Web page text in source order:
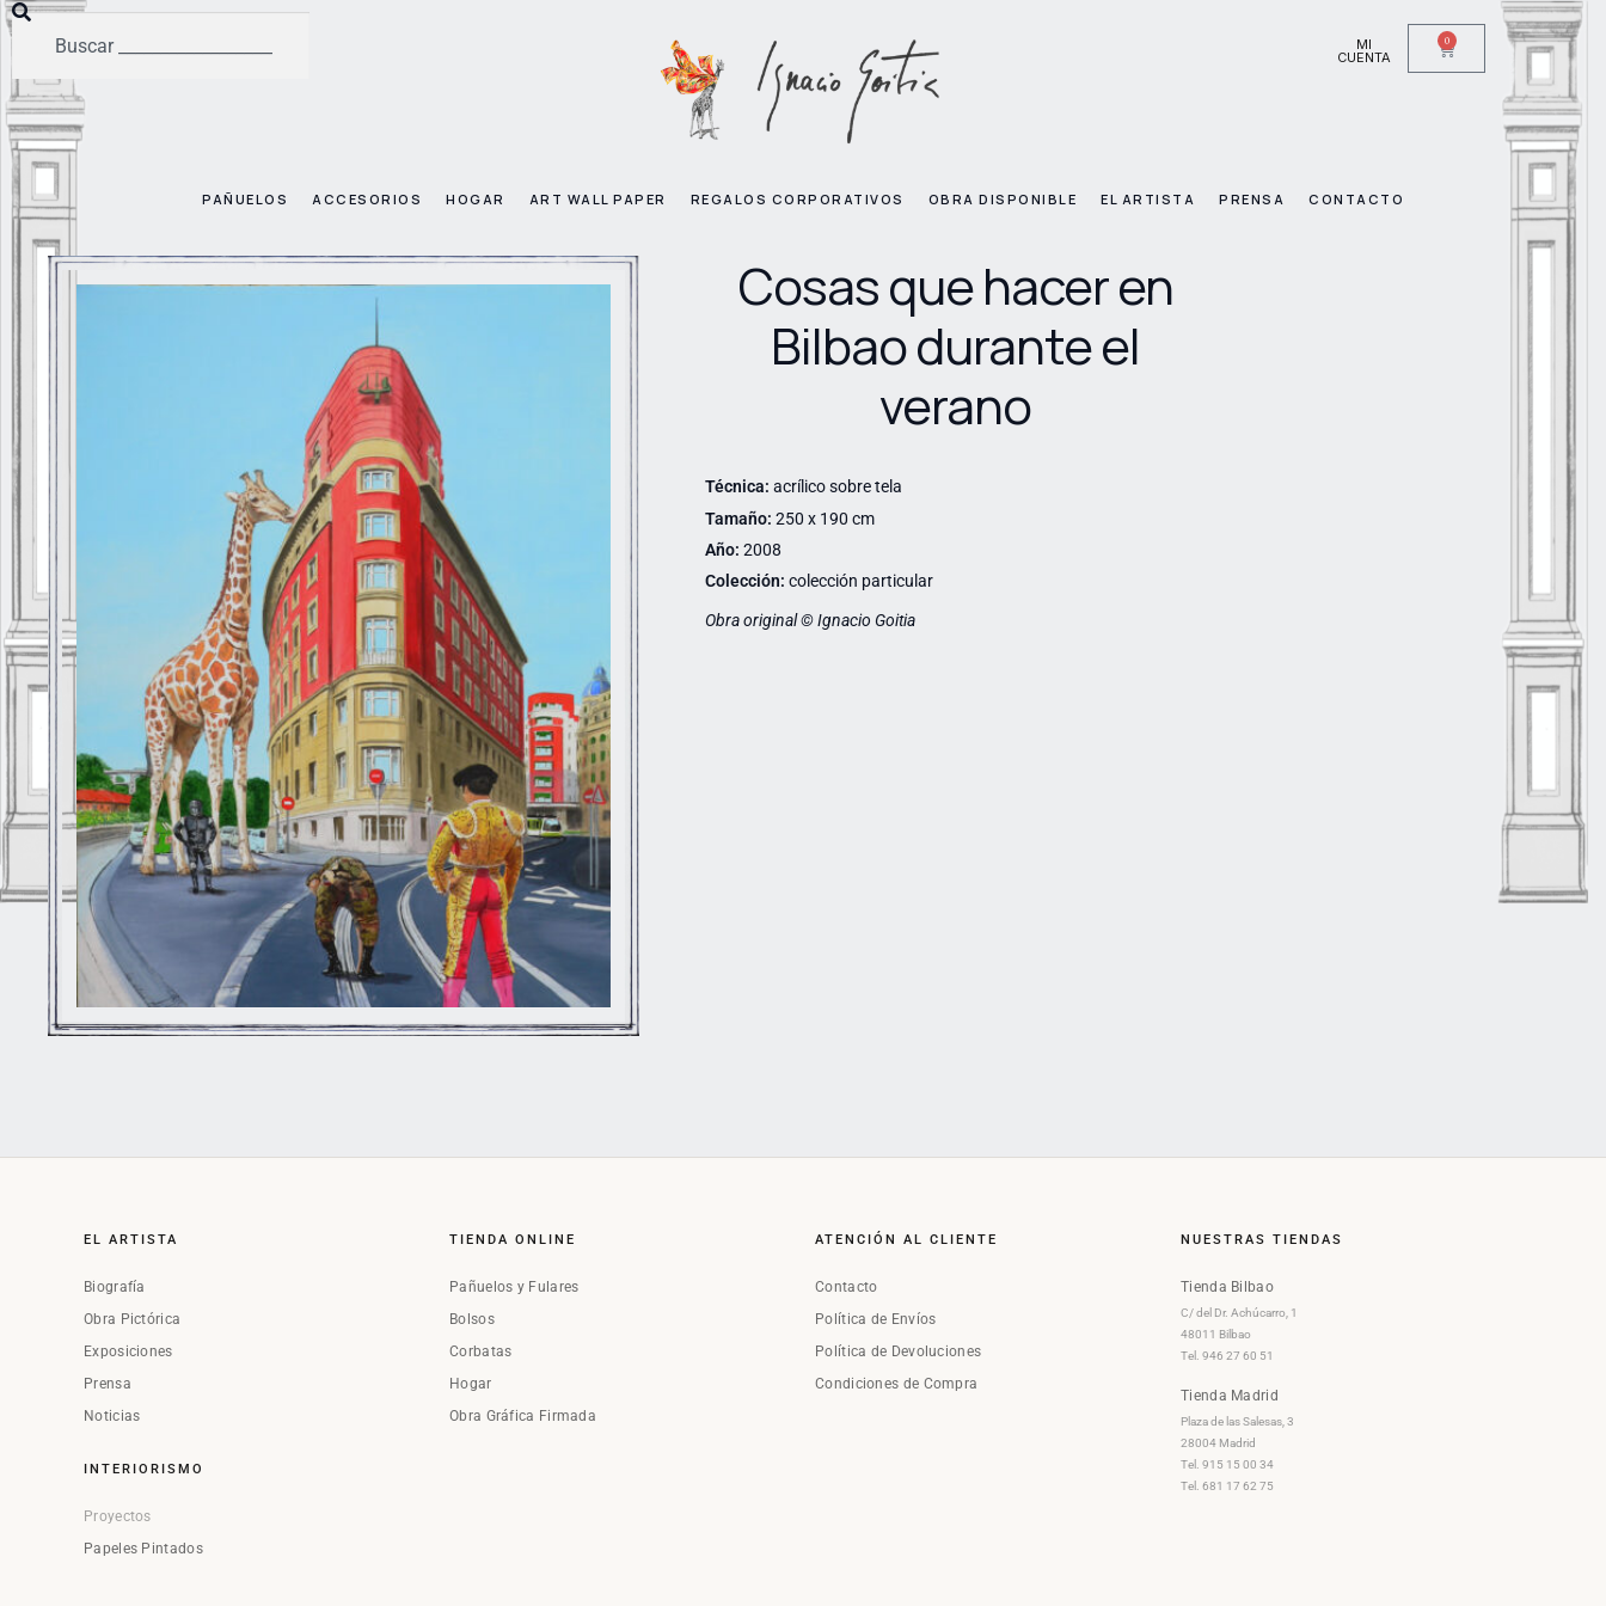
MI
CUENTA
0
PAÑUELOS ACCESORIOS HOGAR ART WALL PAPER REGALOS CORPORATIVOS OBRA DISPONIBLE EL ARTISTA PRENSA CONTACTO
Cosas que hacer en
Bilbao durante el
verano
Técnica: acrílico sobre tela
Tamaño: 250 x 190 cm
Año: 2008
Colección: colección particular
Obra original © Ignacio Goitia
EL ARTISTA
Biografía
Obra Pictórica
Exposiciones
Prensa
Noticias
INTERIORISMO
Proyectos
Papeles Pintados
TIENDA ONLINE
Pañuelos y Fulares
Bolsos
Corbatas
Hogar
Obra Gráfica Firmada
ATENCIÓN AL CLIENTE
Contacto
Política de Envíos
Política de Devoluciones
Condiciones de Compra
NUESTRAS TIENDAS
Tienda Bilbao
C/ del Dr. Achúcarro, 1
48011 Bilbao
Tel. 946 27 60 51
Tienda Madrid
Plaza de las Salesas, 3
28004 Madrid
Tel. 915 15 00 34
Tel. 681 17 62 75